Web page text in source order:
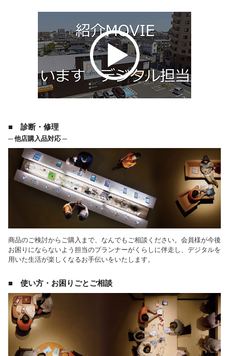
■ 診断・修理
─ 他店購入品対応 ─
商品のご検討からご購入まで、なんでもご相談ください。会員様が今後
お困りにならないよう担当のプランナーがくらしに伴走し、デジタルを
用いた生活が楽しくなるお手伝いをいたします。
■ 使い方・お困りごとご相談